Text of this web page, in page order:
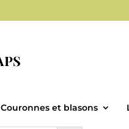
Couronnes et blasons